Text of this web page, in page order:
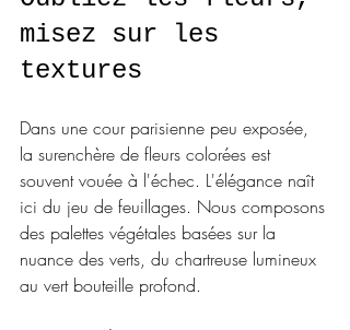
misez sur les
textures
Dans une cour parisienne peu exposée,
la surenchère de fleurs colorées est
souvent vouée à l'échec. L'élégance naît
ici du jeu de feuillages. Nous composons
des palettes végétales basées sur la
nuance des verts, du chartreuse lumineux
au vert bouteille profond.